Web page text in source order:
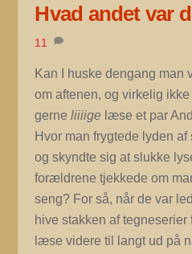
Hvad andet var
11
Kan I huske dengang man
om aftenen, og virkelig
gerne liiiige læse et par
Hvor man frygtede lyden
og skyndte sig at slukke
forældrene tjekkede om
seng? For så, når de var
hive stakken af
læse videre til langt ud på